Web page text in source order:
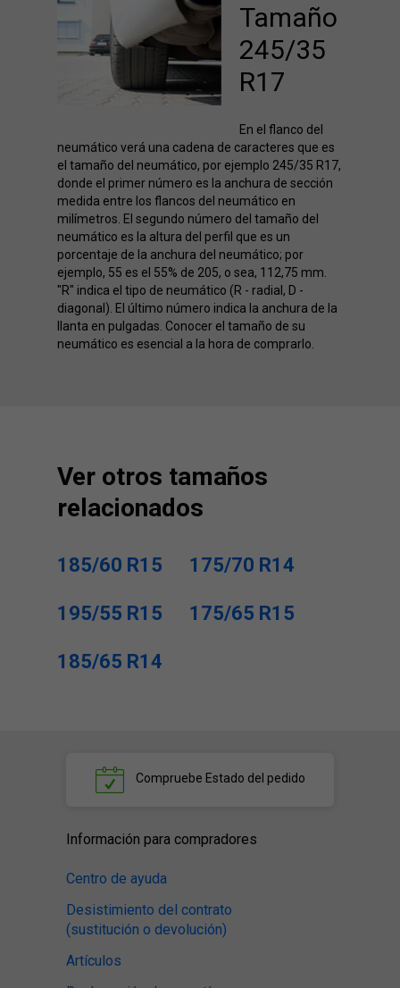
Tamaño
245/35
R17
En el flanco del
neumático verá una cadena de caracteres que es
el tamaño del neumático, por ejemplo 245/35 R17,
donde el primer número es la anchura de sección
medida entre los flancos del neumático en
milímetros. El segundo número del tamaño del
neumático es la altura del perfil que es un
porcentaje de la anchura del neumático; por
ejemplo, 55 es el 55% de 205, o sea, 112,75 mm.
"R" indica el tipo de neumático (R - radial, D -
diagonal). El último número indica la anchura de la
llanta en pulgadas. Conocer el tamaño de su
neumático es esencial a la hora de comprarlo.
Ver otros tamaños
relacionados
185/60 R15 175/70 R14
195/55 R15 175/65 R15
185/65 R14
Compruebe Estado del pedido
Información para compradores
Centro de ayuda
Desistimiento del contrato
(sustitución o devolución)
Artículos